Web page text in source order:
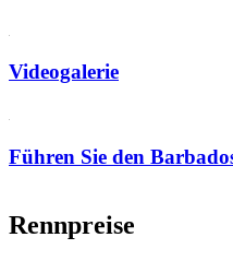
Videogalerie
Führen Sie den
Rennpreise